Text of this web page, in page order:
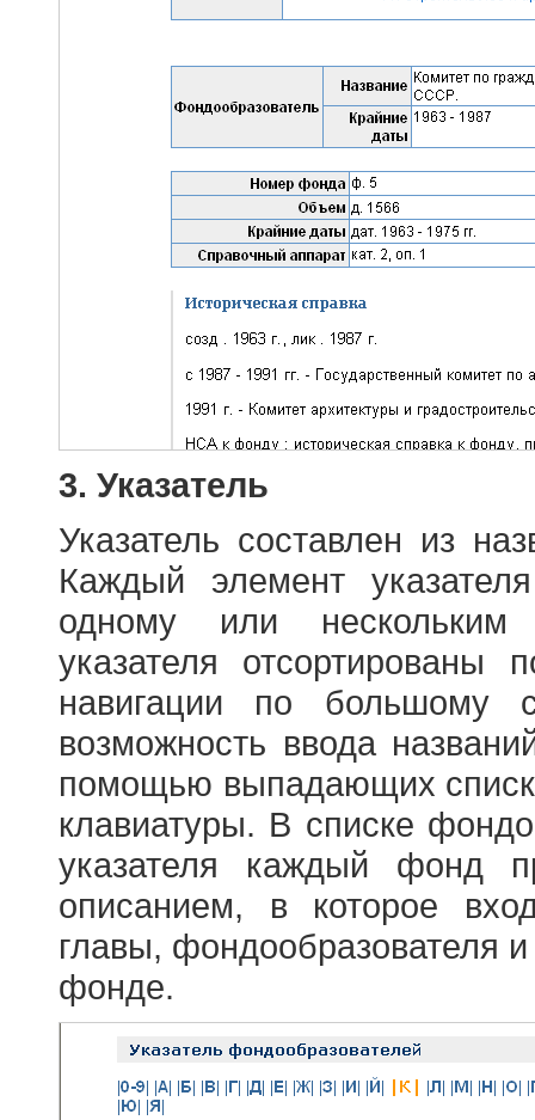
3. Указатель
Указатель составлен из
Каждый элемент
одному или
указателя отсортированы
навигации по большому
возможность ввода
помощью выпадающих
клавиатуры. В списке
указателя каждый фонд
описанием, в которое
главы, фондообразователя
фонде.